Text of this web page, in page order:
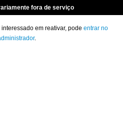
fora de serviço
em reativar, pode entrar no
.